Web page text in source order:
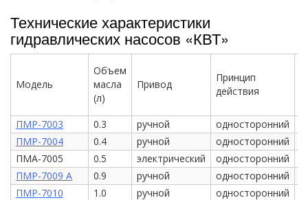
Технические характеристики
гидравлических насосов «КВТ»
Модель
Объем
масла
(л)
Привод
Принцип
действия
ПМР-7003 0.3 ручной односторонний
ПМР-7004
0.4 ручной односторонний
ПМА-7005
0.5 электрический односторонний
ПМР-7009 А
0.9 ручной односторонний
ПМР-7010
1.0 ручной односторонний